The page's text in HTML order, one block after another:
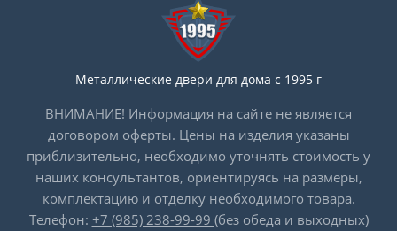
Металлические двери для дома с 1995 г
ВНИМАНИЕ! Информация на сайте не является
договором оферты. Цены на изделия указаны
приблизительно, необходимо уточнять стоимость у
наших консультантов, ориентируясь на размеры,
комплектацию и отделку необходимого товара.
Телефон: +7 (985) 238-99-99 (без обеда и выходных)